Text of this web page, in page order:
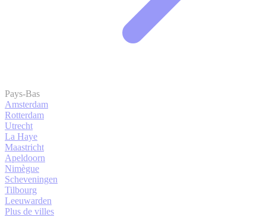
Pays-Bas
Amsterdam
Rotterdam
Utrecht
La Haye
Maastricht
Apeldoorn
Nimègue
Scheveningen
Tilbourg
Leeuwarden
Plus de villes